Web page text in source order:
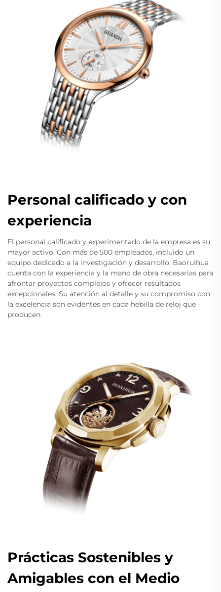
Personal calificado y con
experiencia
El personal calificado y experimentado de la empresa es su
mayor activo. Con más de 500 empleados, incluido un
equipo dedicado a la investigación y desarrollo, Baoruihua
cuenta con la experiencia y la mano de obra necesarias para
afrontar proyectos complejos y ofrecer resultados
excepcionales. Su atención al detalle y su compromiso con
la excelencia son evidentes en cada hebilla de reloj que
producen.
Prácticas Sostenibles y
Amigables con el Medio